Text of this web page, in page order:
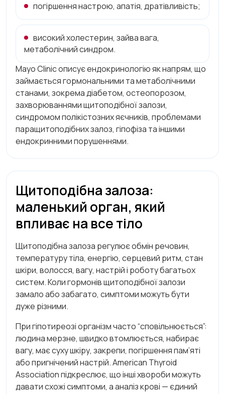
погіршення настрою, апатія, дратівливість;
високий холестерин, зайва вага,
метаболічний синдром.
Mayo Clinic описує ендокринологію як напрям, що
займається гормональними та метаболічними
станами, зокрема діабетом, остеопорозом,
захворюваннями щитоподібної залози,
синдромом полікістозних яєчників, проблемами
паращитоподібних залоз, гіпофіза та іншими
ендокринними порушеннями.
Щитоподібна залоза:
маленький орган, який
впливає на все тіло
Щитоподібна залоза регулює обмін речовин,
температуру тіла, енергію, серцевий ритм, стан
шкіри, волосся, вагу, настрій і роботу багатьох
систем. Коли гормонів щитоподібної залози
замало або забагато, симптоми можуть бути
дуже різними.
При гіпотиреозі організм часто “сповільнюється”:
людина мерзне, швидко втомлюється, набирає
вагу, має суху шкіру, закрепи, погіршення пам’яті
або пригнічений настрій. American Thyroid
Association підкреслює, що інші хвороби можуть
давати схожі симптоми, а аналіз крові — єдиний